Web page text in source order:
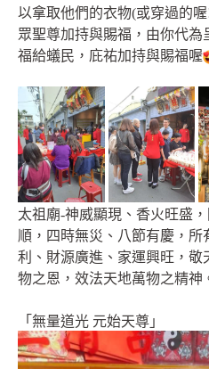
以拿取他們的衣物(或穿過的
眾聖尊加持與賜福，由你代為
福給蟻民，庇祐加持與賜福喔
太祖廟-神威顯現、香火旺盛
順，四時無災、八節有慶，所
利、財源廣進、家運興旺，敬
物之恩，效法天地萬物之精神
「無量道光 元始天尊」